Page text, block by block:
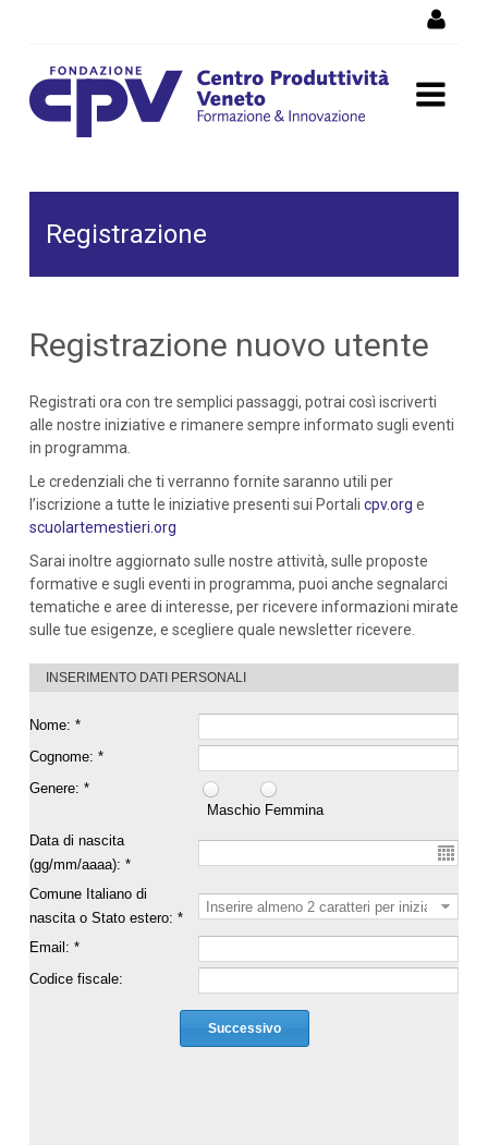
Registrazione
Registrazione
Registrazione nuovo utente
Registrati ora con tre semplici passaggi, potrai così iscriverti
alle nostre iniziative e rimanere sempre informato sugli eventi
in programma.
Le credenziali che ti verranno fornite saranno utili per
l’iscrizione a tutte le iniziative presenti sui Portali cpv.org e
scuolartemestieri.org
Sarai inoltre aggiornato sulle nostre attività, sulle proposte
formative e sugli eventi in programma, puoi anche segnalarci
tematiche e aree di interesse, per ricevere informazioni mirate
sulle tue esigenze, e scegliere quale newsletter ricevere.